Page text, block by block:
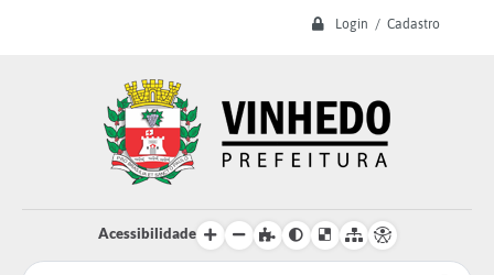
Login / Cadastro
Acessibilidade